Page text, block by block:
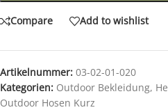
Compare Add to wishlist
Artikelnummer: 03-02-01-020
Kategorien: Outdoor Bekleidung,
Outdoor Hosen Kurz